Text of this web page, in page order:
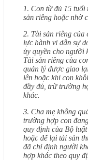
1. Con từ đủ 15
sản riêng hoặc nhờ
2. Tài sản riêng của
lực hành vi dân sự
ủy quyền cho người
Tài sản riêng của
quản lý được giao
lên hoặc khi con
đầy đủ, trừ trường
khác.
3. Cha mẹ không
trường hợp con
quy định của Bộ
hoặc để lại tài sản
đã chỉ định người
hợp khác theo quy